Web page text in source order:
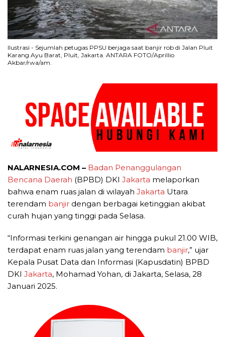
Ilustrasi - Sejumlah petugas PPSU berjaga saat banjir rob di Jalan Pluit
Karang Ayu Barat, Pluit, Jakarta. ANTARA FOTO/Aprillio
Akbar/rwa/am.
NALARNESIA.COM – Badan Penanggulangan
Bencana Daerah (BPBD) DKI Jakarta melaporkan
bahwa enam ruas jalan di wilayah Jakarta Utara
terendam banjir dengan berbagai ketinggian akibat
curah hujan yang tinggi pada Selasa.
“Informasi terkini genangan air hingga pukul 21.00 WIB,
terdapat enam ruas jalan yang terendam banjir,” ujar
Kepala Pusat Data dan Informasi (Kapusdatin) BPBD
DKI Jakarta, Mohamad Yohan, di Jakarta, Selasa, 28
Januari 2025.